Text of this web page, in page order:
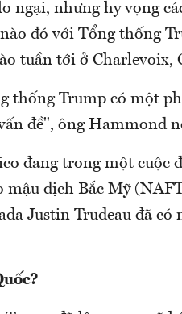
ngại, nhưng hy vọng
đó với Tổng thống
tuần tới ở Charlevoix,
thống Trump có một
đề", ông Hammond
đang trong một cuộc
dịch Bắc Mỹ
Justin Trudeau đã có